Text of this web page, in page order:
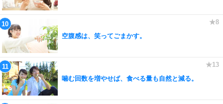
空腹感は、笑ってごまかす。
噛む回数を増やせば、食べる量も自然と減る。